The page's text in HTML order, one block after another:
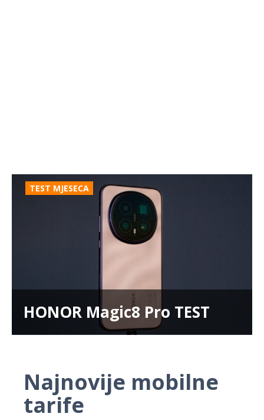
TEST MJESECA
HONOR Magic8 Pro TEST
Najnovije mobilne
tarife